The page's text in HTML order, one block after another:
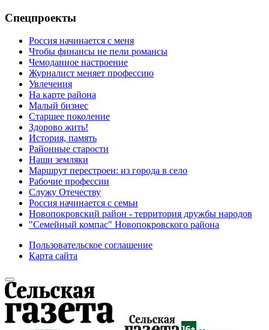
Спецпроекты
Россия начинается с меня
Чтобы финансы не пели романсы
Чемоданное настроение
Журналист меняет профессию
Увлечения
На карте района
Малый бизнес
Старшее поколение
Здорово жить!
История, память
Районные старости
Наши земляки
Маршрут перестроен: из города в село
Рабочие профессии
Служу Отечеству
Россия начинается с семьи
Новопокровский район - территория дружбы народов
"Семейный компас" Новопокровского района
Пользовательское соглашение
Карта сайта